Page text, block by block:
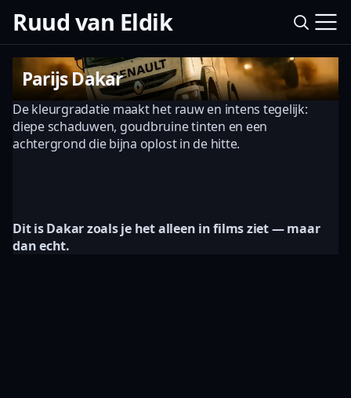
Ruud van Eldik
Parijs Dakar
De kleurgradatie maakt het rauw en intens tegelijk:
diepe schaduwen, goudbruine tinten en een
achtergrond die bijna oplost in de hitte.
Dit is Dakar zoals je het alleen in films ziet — maar
dan echt.